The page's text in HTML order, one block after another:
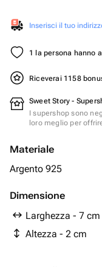
Inserisci il tuo
1 la persona hanno
Riceverai 1158
Sweet Story -
I supershop sono
loro meglio per
Materiale
Argento 925
Dimensione
Larghezza - 7 cm
Altezza - 2 cm